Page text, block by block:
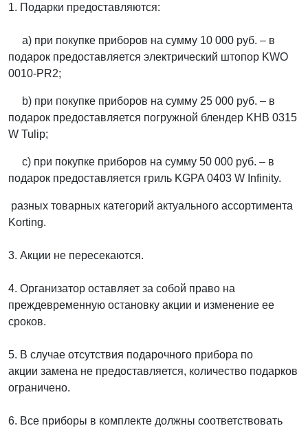
1. Подарки предоставляются:
a) при покупке приборов на сумму 10 000 руб. – в
подарок предоставляется электрический штопор KWO
0010-PR2;
b) при покупке приборов на сумму 25 000 руб. – в
подарок предоставляется погружной блендер KHB 0315
W Tulip;
с) при покупке приборов на сумму 50 000 руб. – в
подарок предоставляется гриль KGPA 0403 W Infinity.
разных товарных категорий актуального ассортимента
Korting.
3. Акции не пересекаются.
4. Организатор оставляет за собой право на
преждевременную остановку акции и изменение ее
сроков.
5. В случае отсутствия подарочного прибора по
акции замена не предоставляется, количество подарков
ограничено.
6. Все приборы в комплекте должны соответствовать